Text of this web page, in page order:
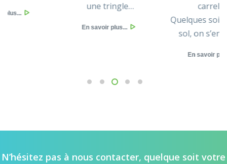
une tringle…
En savoir plus...
Quelques soit le type de
sol, on s’en occupe !
En savoir plus...
1 2 3 4 5
N’hésitez pas à nous contacter, quelque soit votre